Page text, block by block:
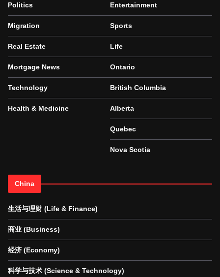
Politics
Migration
Real Estate
Mortgage News
Technology
Health & Medicine
Entertainment
Sports
Life
Ontario
British Columbia
Alberta
Quebec
Nova Scotia
China
生活与理财 (Life & Finance)
商业 (Business)
经济 (Economy)
科学与技术 (Science & Technology)